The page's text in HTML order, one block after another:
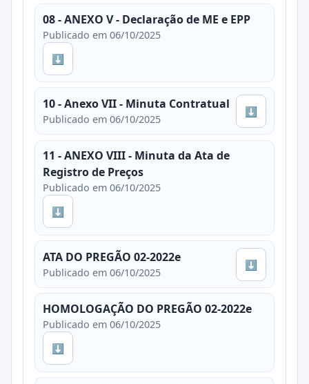
08 - ANEXO V - Declaração de ME e EPP
Publicado em 06/10/2025
⬇
10 - Anexo VII - Minuta Contratual
Publicado em 06/10/2025
⬇
11 - ANEXO VIII - Minuta da Ata de
Registro de Preços
Publicado em 06/10/2025
⬇
ATA DO PREGÃO 02-2022e
Publicado em 06/10/2025
⬇
HOMOLOGAÇÃO DO PREGÃO 02-2022e
Publicado em 06/10/2025
⬇